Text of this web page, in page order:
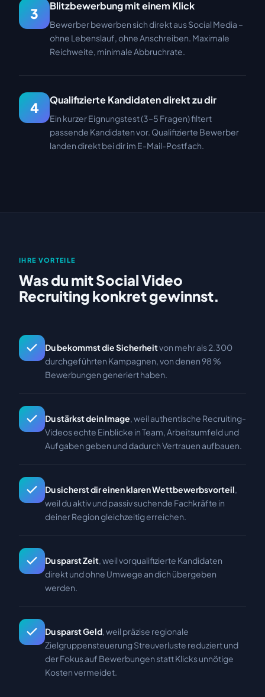
3 Blitzbewerbung mit einem Klick
Bewerber bewerben sich direkt aus Social Media –
ohne Lebenslauf, ohne Anschreiben. Maximale
Reichweite, minimale Abbruchrate.
4 Qualifizierte Kandidaten direkt zu dir
Ein kurzer Eignungstest (3–5 Fragen) filtert
passende Kandidaten vor. Qualifizierte Bewerber
landen direkt bei dir im E-Mail-Postfach.
IHRE VORTEILE
Was du mit Social Video
Recruiting konkret gewinnst.
Du bekommst die Sicherheitvon mehr als 2.300
durchgeführten Kampagnen, von denen 98 %
Bewerbungen generiert haben.
Du stärkst dein Image, weil authentische Recruiting-
Videos echte Einblicke in Team, Arbeitsumfeld und
Aufgaben geben und dadurch Vertrauen aufbauen.
Du sicherst dir einen klaren Wettbewerbsvorteil,
weil du aktiv und passiv suchende Fachkräfte in
deiner Region gleichzeitig erreichen.
Du sparst Zeit, weil vorqualifizierte Kandidaten
direkt und ohne Umwege an dich übergeben
werden.
Du sparst Geld, weil präzise regionale
Zielgruppensteuerung Streuverluste reduziert und
der Fokus auf Bewerbungen statt Klicks unnötige
Kosten vermeidet.